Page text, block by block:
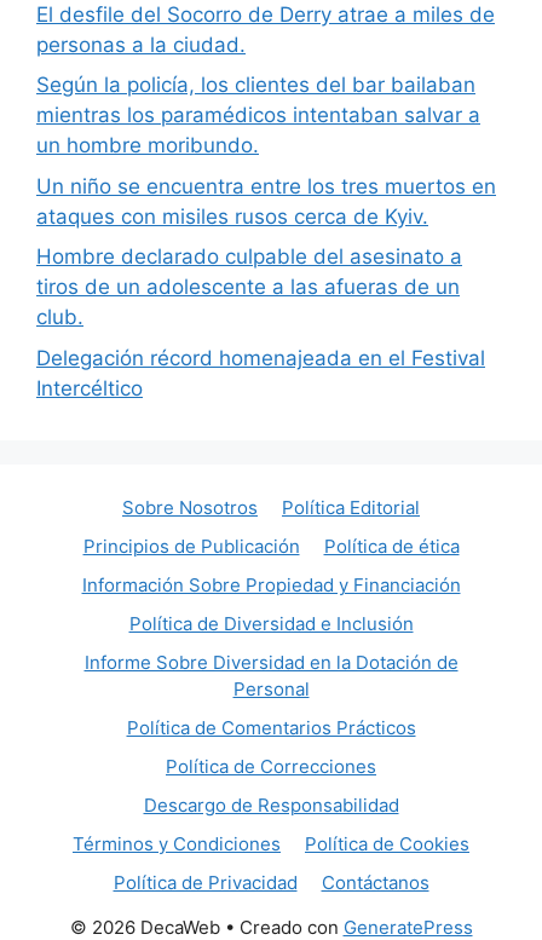
El desfile del Socorro de Derry atrae a miles de
personas a la ciudad.
Según la policía, los clientes del bar bailaban
mientras los paramédicos intentaban salvar a
un hombre moribundo.
Un niño se encuentra entre los tres muertos en
ataques con misiles rusos cerca de Kyiv.
Hombre declarado culpable del asesinato a
tiros de un adolescente a las afueras de un
club.
Delegación récord homenajeada en el Festival
Intercéltico
Sobre Nosotros
Política Editorial
Principios de Publicación
Política de ética
Información Sobre Propiedad y Financiación
Política de Diversidad e Inclusión
Informe Sobre Diversidad en la Dotación de
Personal
Política de Comentarios Prácticos
Política de Correcciones
Descargo de Responsabilidad
Términos y Condiciones
Política de Cookies
Política de Privacidad
Contáctanos
© 2026 DecaWeb• Creado con GeneratePress